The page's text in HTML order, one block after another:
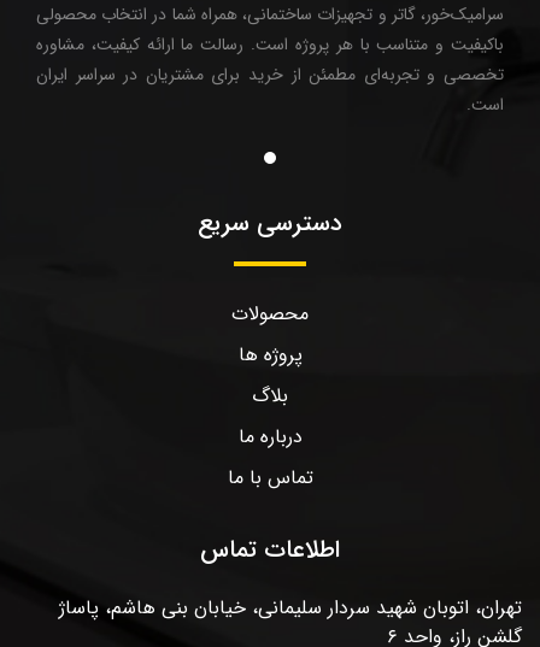
سرامیک‌خور، گاتر و تجهیزات ساختمانی، همراه شما در انتخاب محصولی
باکیفیت و متناسب با هر پروژه است. رسالت ما ارائه کیفیت، مشاوره
تخصصی و تجربه‌ای مطمئن از خرید برای مشتریان در سراسر ایران
است.
دسترسی سریع
محصولات
پروژه ها
بلاگ
درباره ما
تماس با ما
اطلاعات تماس
تهران، اتوبان شهید سردار سلیمانی، خیابان بنی هاشم، پاساژ
گلشن راز، واحد ۶